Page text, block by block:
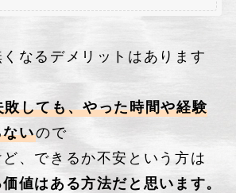
なるデメリットはあります
しても、やった時間や経験
ないので
、できるか不安という方は
値はある方法だと思います。